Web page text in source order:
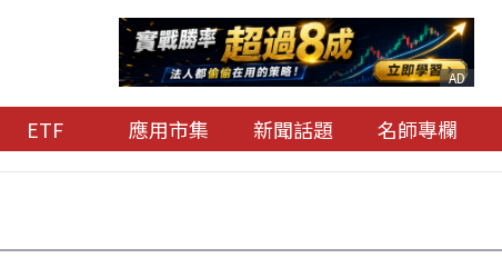
AD
ETF 應用市集 新聞話題 名師專欄